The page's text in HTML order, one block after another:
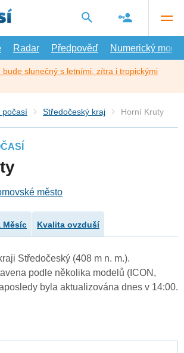
Radar Předpověď Numerický model
bude slunečný s letními, zítra i tropickými
počasí Středočeský kraj Horní Kruty
město
Měsíc Kvalita ovzduší
Středočeský (408 m n. m.).
podle několika modelů (ICON,
byla aktualizována dnes v 14:00.